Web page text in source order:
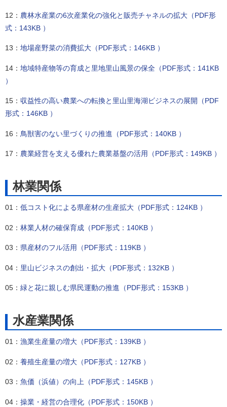
12： 農林水産業の6次産業化の強化と販売チャネルの拡大（PDF形
式：143KB ）
13： 地場産野菜の消費拡大（PDF形式：146KB ）
14： 地域特産物等の育成と里地里山風景の保全（PDF形式：141KB
）
15： 収益性の高い農業への転換と里山里海湖ビジネスの展開（PDF
形式：146KB ）
16： 鳥獣害のない里づくりの推進（PDF形式：140KB ）
17： 農業経営を支える優れた農業基盤の活用（PDF形式：149KB ）
林業関係
01： 低コスト化による県産材の生産拡大（PDF形式：124KB ）
02： 林業人材の確保育成（PDF形式：140KB ）
03： 県産材のフル活用（PDF形式：119KB ）
04： 里山ビジネスの創出・拡大（PDF形式：132KB ）
05： 緑と花に親しむ県民運動の推進（PDF形式：153KB ）
水産業関係
01： 漁業生産量の増大（PDF形式：139KB ）
02： 養殖生産量の増大（PDF形式：127KB ）
03： 魚価（浜値）の向上（PDF形式：145KB ）
04： 操業・経営の合理化（PDF形式：150KB ）